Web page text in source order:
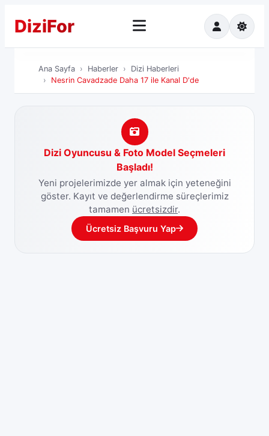
DiziFor
Ana Sayfa
Ana Sayfa Haberler
Dizi Haberleri
Nesrin Cavadzade Daha 17 ile Kanal D'de
Dizi Oyuncusu & Foto Model Seçmeleri
Başladı!
Yeni projelerimizde yer almak için yeteneğini
göster. Kayıt ve değerlendirme süreçlerimiz
tamamen ücretsizdir.
Ücretsiz Başvuru Yap